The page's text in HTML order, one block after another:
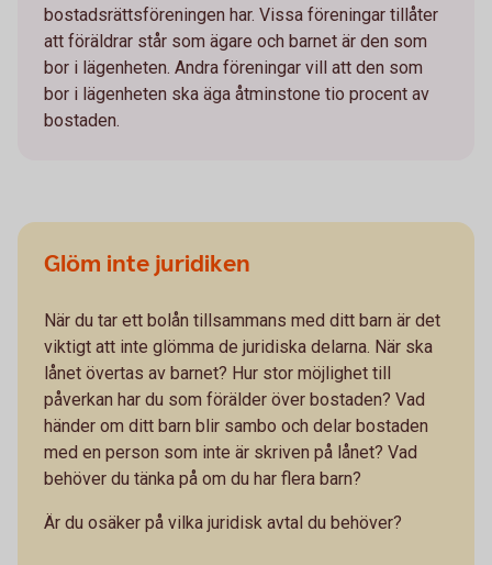
bostadsrättsföreningen har. Vissa föreningar tillåter
att föräldrar står som ägare och barnet är den som
bor i lägenheten. Andra föreningar vill att den som
bor i lägenheten ska äga åtminstone tio procent av
bostaden.
Glöm inte juridiken
När du tar ett bolån tillsammans med ditt barn är det
viktigt att inte glömma de juridiska delarna. När ska
lånet övertas av barnet? Hur stor möjlighet till
påverkan har du som förälder över bostaden? Vad
händer om ditt barn blir sambo och delar bostaden
med en person som inte är skriven på lånet? Vad
behöver du tänka på om du har flera barn?
Är du osäker på vilka juridisk avtal du behöver?